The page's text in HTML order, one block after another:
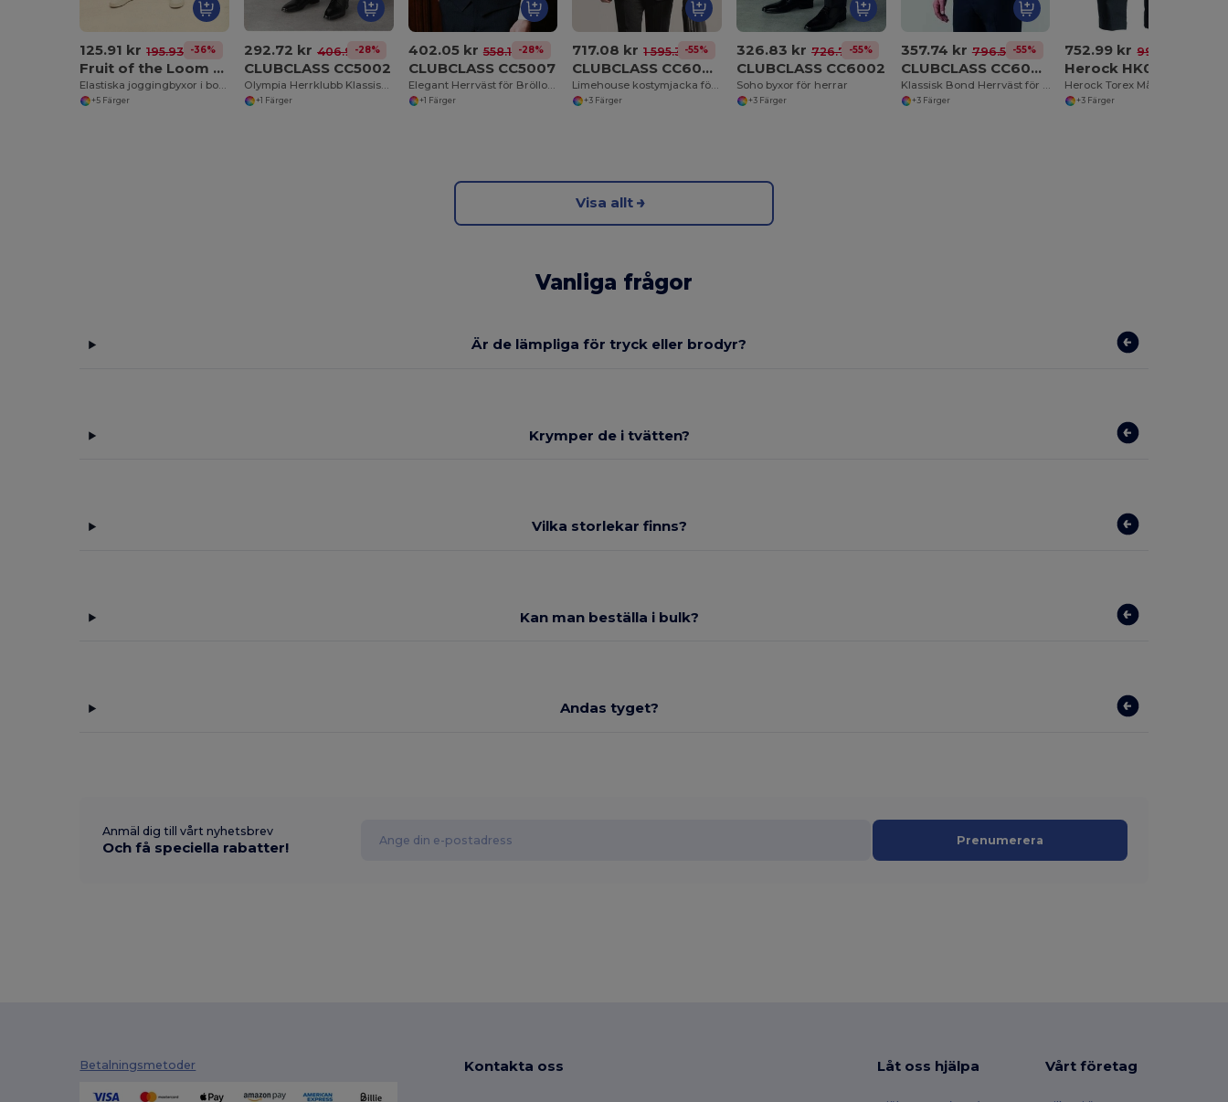
125.91 kr 195.93 kr-36%
Fruit of the Loom SC153C
Elastiska joggingbyxor i botten
+5 Färger
292.72 kr 406.94 kr
-28%
CLUBCLASS CC5002
Olympia Herrklubb Klassiska Kostymbyxor
+1 Färger
402.05 kr 558.13 kr
-28%
CLUBCLASS CC5007
Elegant Herrväst för Bröllop och Fest
+1 Färger
717.08 kr 1 595.34 kr
-55%
CLUBCLASS CC6000
Limehouse kostymjacka för män
+3 Färger
326.83 kr 726.75 kr
-55%
CLUBCLASS CC6002
Soho byxor för herrar
+3 Färger
357.74 kr 796.56 kr
-55%
CLUBCLASS CC6004
Klassisk Bond Herrväst för Eleganta Tillfällen
+3 Färger
752.99 kr 995.35 kr
Herock HK020
+3 Färger
Visa allt
Vanliga frågor
Är de lämpliga för tryck eller brodyr?
Krymper de i tvätten?
Vilka storlekar finns?
Kan man beställa i bulk?
Andas tyget?
Anmäl dig till vårt nyhetsbrev
Och få speciella rabatter! Prenumerera
Betalningsmetoder Kontakta oss Låt oss hjälpa Vårt företag